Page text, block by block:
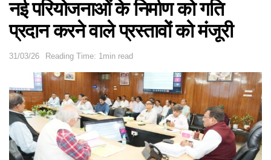
नई परियोजनाओं के निर्माण को गति
प्रदान करने वाले प्रस्तावों को मंजूरी
31/03/26 Reading Time: 1min read